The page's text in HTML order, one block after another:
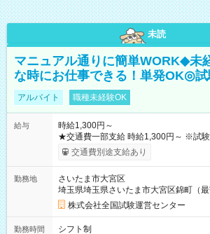
未読
マニュアル通りに簡単WORK◆未
な時にお仕事できる！単発OK◎
アルバイト 職種未経験OK
給与
時給1,300円～
★交通費一部支給 時給1,300円～ ※試験・役割により手当あり
※勤務回数により昇給あり 【即給（前
り！】 希望される場合、勤務から1週
例】 ・河合塾模擬試験 8:30～17:30（
×8時間＝日収10,400円＋交通費 ※当日
円の場合あり ・国家試験 7:00～13:30
円（役割手当＋100円）×6時間＝日収8,400円
間】試用期間なし
交通費別途支給あり
勤務地
さいたま市大宮区
埼玉県埼玉県さいたま市大宮区錦町（最
株式会社全国試験運営センター
勤務時間
シフト制